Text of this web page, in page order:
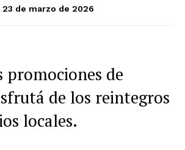
23 de marzo de 2026
promociones de
de los reintegros
locales.